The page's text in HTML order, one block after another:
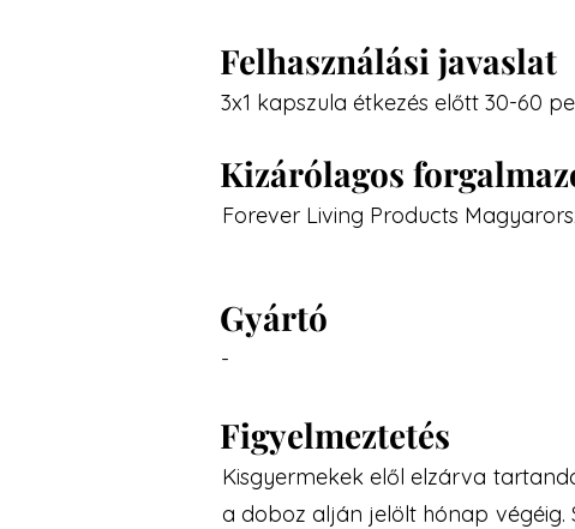
Felhasználási javaslat
3x1 kapszula étkezés előtt 30-60
Kizárólagos
Forever Living Products
Gyártó
-
Figyelmeztetés
Kisgyermekek elől elzárva
a doboz alján jelölt hónap végéig.